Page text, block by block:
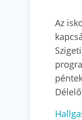
Az